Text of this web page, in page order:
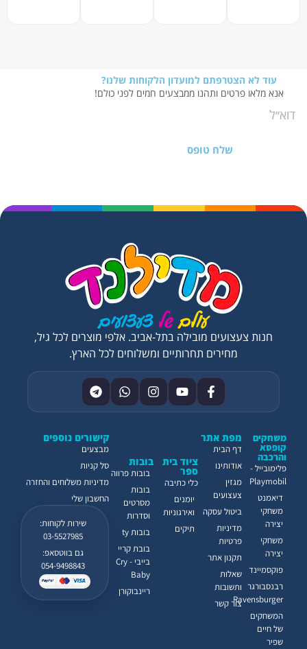
עוד לא הצטרפתם למועדון הלקוחות שלנו?
אנא מלאו פרטים ותהנו ממבצעים חמים לפני כולם!
שלח טופס
קישורים נוספים
מבצעים
סל קניות
מדיניות משלוחים והחזרה
החשבון שלי
שירות לקוחות:
03-5527985
גם בווטסאפ:
054-9498843
ציוד בית
ספר
כלי כתיבה
יומנים
ואירגוניות
תיקים
בובות
בובות פרווה
בובות
מסרטים
וסדרות
בובות ty
בובת קריי
בייבי - Cry
Baby
ריינבוקורן
משחקים
קופסא
והרכבה
פלימובייל -
Playmobil
דיאמנט
משחקי
יצירה
משחקי
יצירה
פוקסמיינד
רבנסבורגר
Ravensburger
המשחקים
של חיים
שפיר
מפת אתר
דף הבית
אודותינו
מגזין
צעצועים
ביטול עסקה
מדיניות
פרטיות
תקנון אתר
שאלות
ותשובות
צור קשר
חנות צעצועים מובילה בתל-אביב. אלפי מוצרים לכל גיל,
מחירים תחרותיים ומשלוחים לכל הארץ.